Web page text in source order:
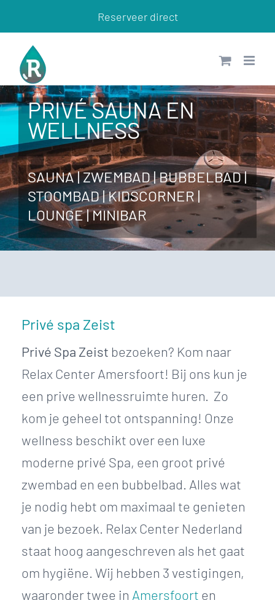
naar
inhoud
Reserveer direct
PRIVÉ SAUNA EN
WELLNESS
SAUNA | ZWEMBAD | BUBBELBAD |
STOOMBAD | KIDSCORNER |
LOUNGE | MINIBAR
Privé spa Zeist
Privé Spa Zeist bezoeken? Kom naar
Relax Center Amersfoort! Bij ons kun je
een prive wellnessruimte huren. Zo
kom je geheel tot ontspanning! Onze
wellness beschikt over een luxe
moderne privé Spa, een groot privé
zwembad en een bubbelbad. Alles wat
je nodig hebt om maximaal te genieten
van je bezoek. Relax Center Nederland
staat hoog aangeschreven als het gaat
om hygiëne. Wij hebben 3 vestigingen,
waaronder twee in Amersfoort en